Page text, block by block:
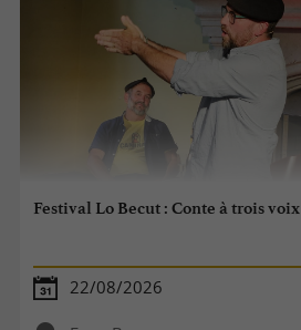
Festival Lo Becut : Conte à trois voix
22/08/2026